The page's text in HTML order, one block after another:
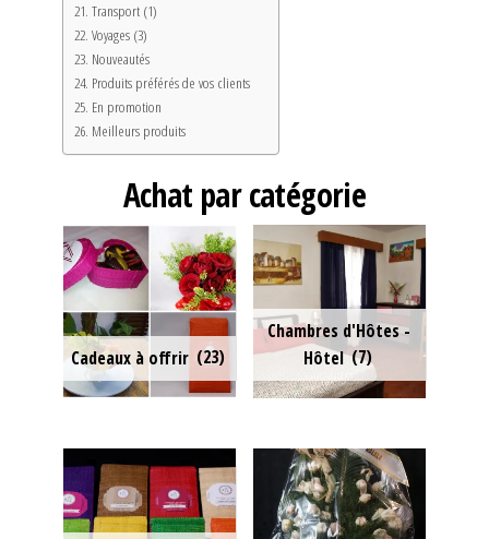
Transport (1)
Voyages (3)
Nouveautés
Produits préférés de vos clients
En promotion
Meilleurs produits
Achat par catégorie
Cadeaux à offrir (23)
Chambres d'Hôtes -
Hôtel(7)